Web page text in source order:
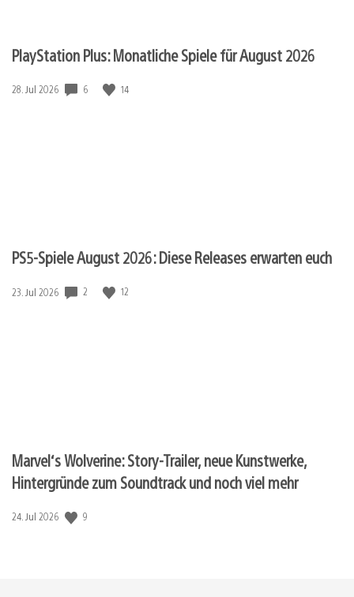
PlayStation Plus: Monatliche Spiele für August 2026
Veröffentlichungsdatum:
28. Jul 2026 6 14
PS5-Spiele August 2026: Diese Releases erwarten euch
Veröffentlichungsdatum:
23. Jul 2026 2 12
Marvel‘s Wolverine: Story-Trailer, neue Kunstwerke,
Hintergründe zum Soundtrack und noch viel mehr
Veröffentlichungsdatum:
24. Jul 2026 9